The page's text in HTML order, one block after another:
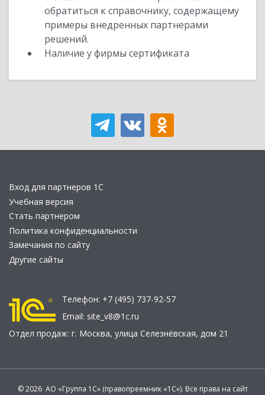
обратиться к справочнику, содержащему
примеры внедренных партнерами
решений.
Наличие у фирмы сертификата
Вход для партнеров 1С
Учебная версия
Стать партнером
Политика конфиденциальности
Замечания по сайту
Другие сайты
Телефон: +7 (495) 737-92-57
Email: site_v8@1c.ru
Отдел продаж: г. Москва, улица Селезнёвская, дом 21
© 2026 АО «Группа 1С» (правопреемник «1С»). Все права на сайт